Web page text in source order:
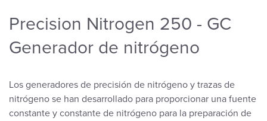
Precision Nitrogen 250 - GC
Generador de nitrógeno
Los generadores de precisión de nitrógeno y trazas de
nitrógeno se han desarrollado para proporcionar una fuente
constante y constante de nitrógeno para la preparación de